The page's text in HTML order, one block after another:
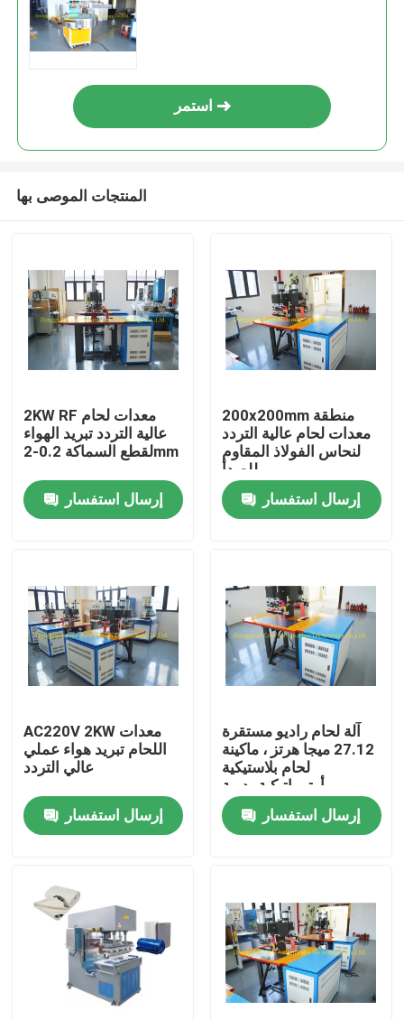
منزل
إتصال
المنتجات
آلة لحام البلاستيك بالموجات فوق الصوتية
آلة لحام البلاستيك PVC
معدات لحام عالية التردد
آلة تغليف نفطة
معدات اللحام بالترددات الراديوية
استمر
المنتجات الموصى بها
2KW RF معدات لحام
عالية التردد تبريد الهواء
لقطع السماكة 0.2-2mm
إرسال استفسار
200x200mm منطقة
معدات لحام عالية التردد
لنحاس الفولاذ المقاوم
للصدأ
إرسال استفسار
AC220V 2KW معدات
اللحام تبريد هواء عملي
عالي التردد
إرسال استفسار
آلة لحام راديو مستقرة
27.12 ميجا هرتز ، ماكينة
لحام بلاستيكية
أوتوماتيكية يدوية
إرسال استفسار